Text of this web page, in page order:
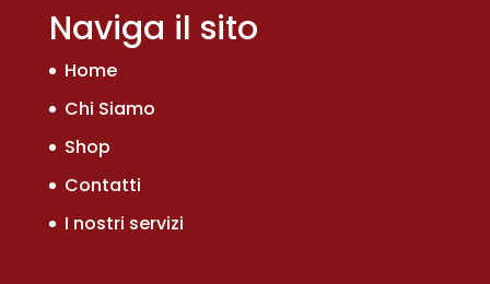
Naviga il sito
Home
Chi Siamo
Shop
Contatti
I nostri servizi